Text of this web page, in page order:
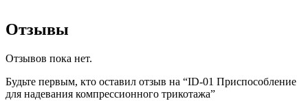
Отзывы
Отзывов пока нет.
Будьте первым, кто оставил отзыв на “ID-01 Приспособление
для надевания компрессионного трикотажа”